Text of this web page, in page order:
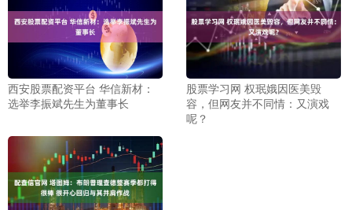
西安股票配资平台 华信新材：
选举李振斌先生为董事长
股票学习网 权珉娥因医美毁
容，但网友并不同情：又演戏
呢？